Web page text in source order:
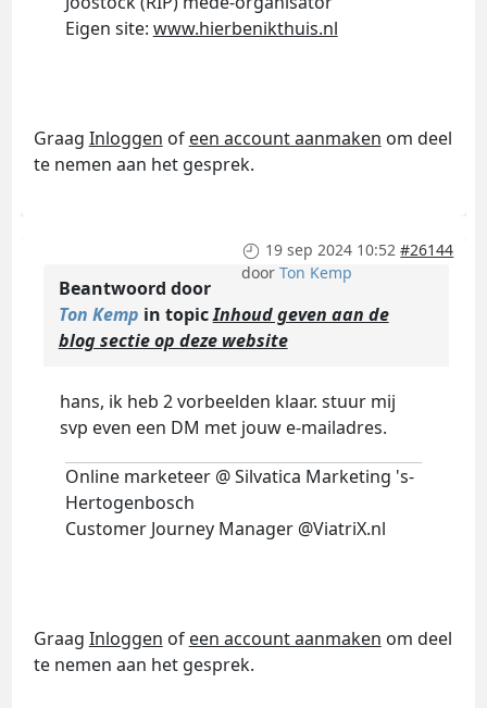
Eigen site: www.hierbenikthuis.nl
Graag Inloggen of een account aanmaken om deel
te nemen aan het gesprek.
19 sep 2024 10:52 #26144
doorTon Kemp
Beantwoord door
Ton Kemp in topicInhoud geven aan de
blog sectie op deze website
hans, ik heb 2 vorbeelden klaar. stuur mij
svp even een DM met jouw e-mailadres.
Online marketeer @ Silvatica Marketing 's-
Hertogenbosch
Customer Journey Manager @ViatriX.nl
Graag Inloggen of een account aanmaken om deel
te nemen aan het gesprek.